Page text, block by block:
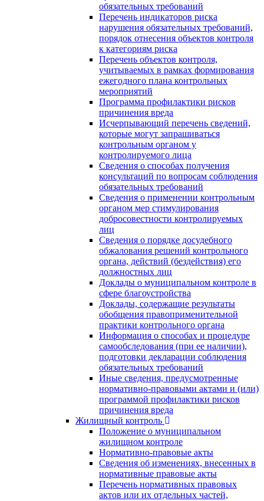
обязательных требований
Перечень индикаторов риска
нарушения обязательных требований,
порядок отнесения объектов контроля
к категориям риска
Перечень объектов контроля,
учитываемых в рамках формирования
ежегодного плана контрольных
мероприятий
Программа профилактики рисков
причинения вреда
Исчерпывающий перечень сведений,
которые могут запрашиваться
контрольным органом у
контролируемого лица
Сведения о способах получения
консультаций по вопросам соблюдения
обязательных требований
Сведения о применении контрольным
органом мер стимулирования
добросовестности контролируемых
лиц
Сведения о порядке досудебного
обжалования решений контрольного
органа, действий (бездействия) его
должностных лиц
Доклады о муниципальном контроле в
сфере благоустройства
Доклады, содержащие результаты
обобщения правоприменительной
практики контрольного органа
Информация о способах и процедуре
самообследования (при ее наличии),
подготовки декларации соблюдения
обязательных требований
Иные сведения, предусмотренные
нормативно-правовыми актами и (или)
программой профилактики рисков
причинения вреда
Жилищный контроль
Положение о муниципальном
жилищном контроле
Нормативно-правовые акты
Сведения об изменениях, внесенных в
нормативные правовые акты
Перечень нормативных правовых
актов или их отдельных частей,